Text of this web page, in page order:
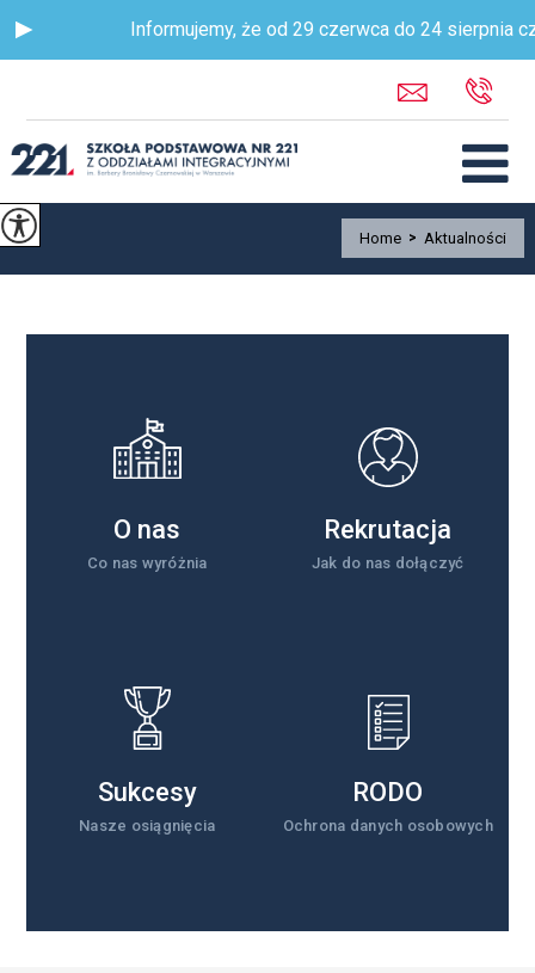
Informujemy, że od 29 czerwca do 24 sierpnia
Home > Aktualności
O nas
Co nas wyróżnia
Rekrutacja
Jak do nas dołączyć
Sukcesy
Nasze osiągnięcia
RODO
Ochrona danych osobowych